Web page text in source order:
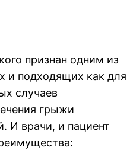
признан одним из
и подходящих как для
случаев
грыжи
И врачи, и пациент